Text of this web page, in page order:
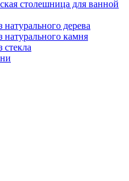
столешница для ванной
дерева
камня